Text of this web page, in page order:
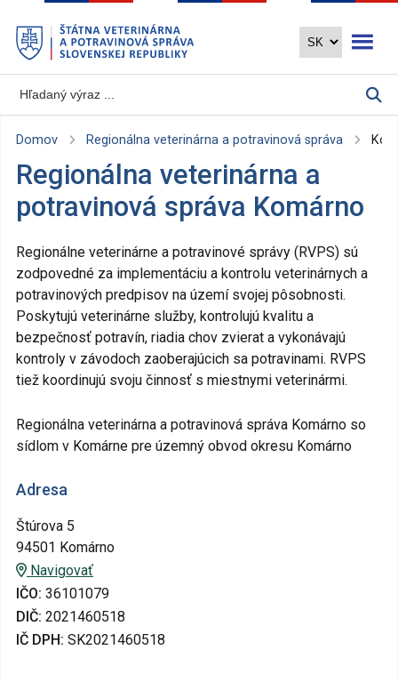
hlavný
obsah
Domov Regionálna veterinárna a potravinová správa
Regionálna veterinárna a
potravinová správa Komárno
Regionálne veterinárne a potravinové správy (RVPS) sú
zodpovedné za implementáciu a kontrolu veterinárnych a
potravinových predpisov na území svojej pôsobnosti.
Poskytujú veterinárne služby, kontrolujú kvalitu a
bezpečnosť potravín, riadia chov zvierat a vykonávajú
kontroly v závodoch zaoberajúcich sa potravinami. RVPS
tiež koordinujú svoju činnosť s miestnymi veterinármi.
Regionálna veterinárna a potravinová správa Komárno so
sídlom v Komárne pre územný obvod okresu Komárno
Adresa
Štúrova 5
94501 Komárno
Navigovať
IČO: 36101079
DIČ: 2021460518
IČ DPH: SK2021460518